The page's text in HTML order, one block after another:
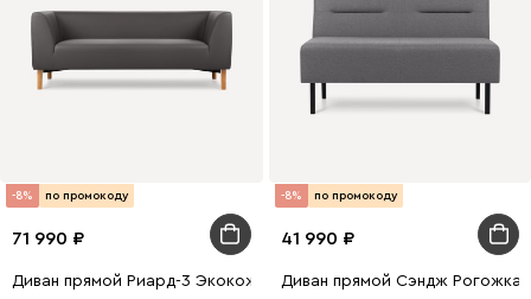
-8% по промокоду
71 990
Диван прямой Риард-3 Экокожа Серый
-8% по промокоду
41 990
Диван прямой Сэндж Рогожка